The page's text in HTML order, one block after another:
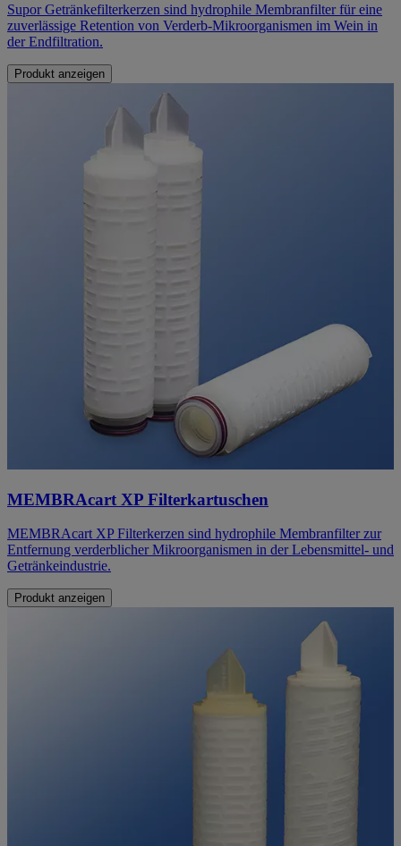
Supor Getränkefilterkerzen sind hydrophile Membranfilter für eine
zuverlässige Retention von Verderb-Mikroorganismen im Wein in
der Endfiltration.
Produkt anzeigen
MEMBRAcart XP Filterkartuschen
MEMBRAcart XP Filterkerzen sind hydrophile Membranfilter zur
Entfernung verderblicher Mikroorganismen in der Lebensmittel- und
Getränkeindustrie.
Produkt anzeigen